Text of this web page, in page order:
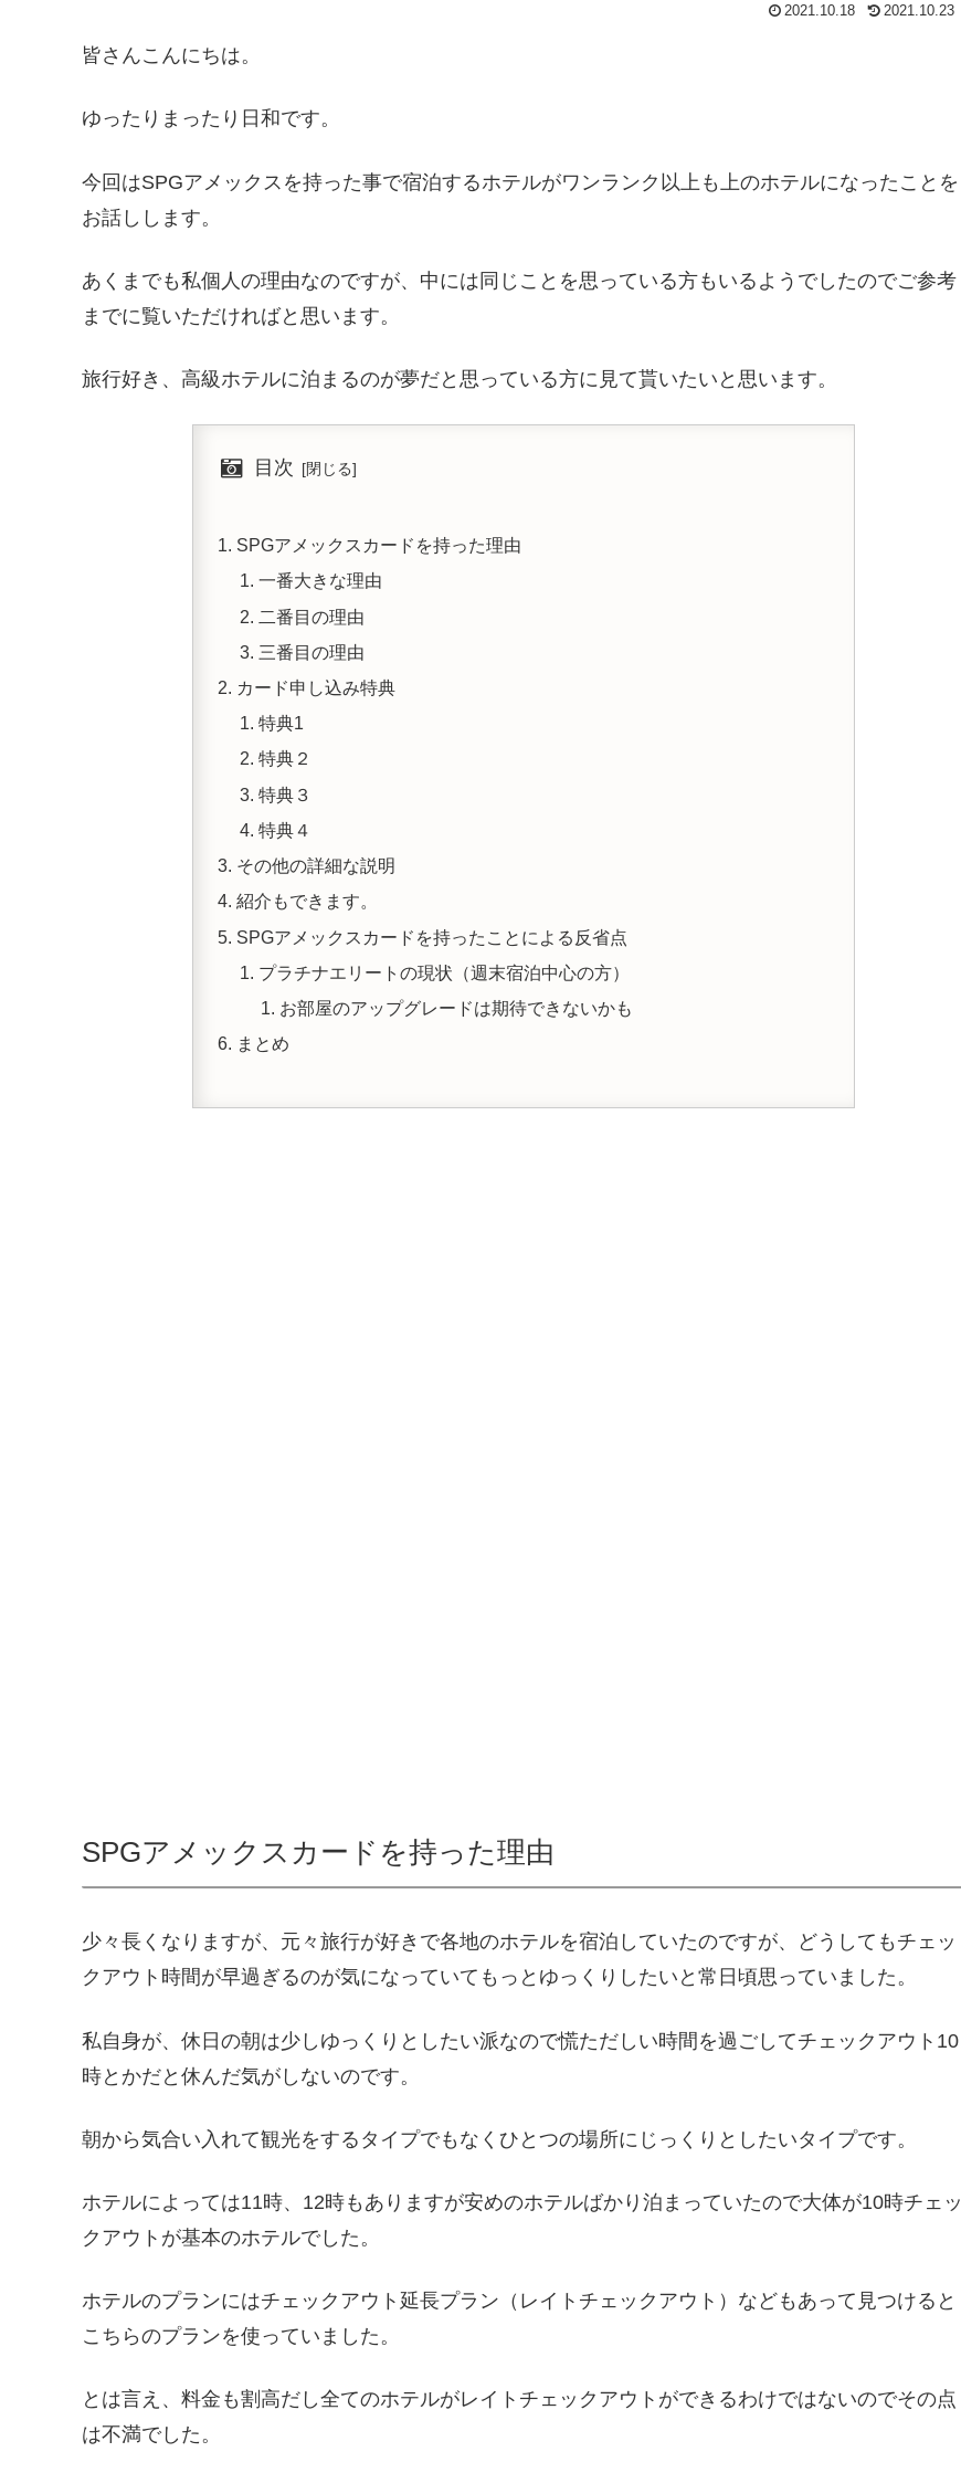
2021.10.18 2021.10.23
皆さんこんにちは。
ゆったりまったり日和です。
今回はSPGアメックスを持った事で宿泊するホテルがワンランク以上も上のホテルになったことを
お話しします。
あくまでも私個人の理由なのですが、中には同じことを思っている方もいるようでしたのでご参考
までに覧いただければと思います。
旅行好き、高級ホテルに泊まるのが夢だと思っている方に見て貰いたいと思います。
目次
SPGアメックスカードを持った理由
一番大きな理由
二番目の理由
三番目の理由
カード申し込み特典
特典1
特典２
特典３
特典４
その他の詳細な説明
紹介もできます。
SPGアメックスカードを持ったことによる反省点
プラチナエリートの現状（週末宿泊中心の方）
お部屋のアップグレードは期待できないかも
まとめ
SPGアメックスカードを持った理由
少々長くなりますが、元々旅行が好きで各地のホテルを宿泊していたのですが、どうしてもチェッ
クアウト時間が早過ぎるのが気になっていてもっとゆっくりしたいと常日頃思っていました。
私自身が、休日の朝は少しゆっくりとしたい派なので慌ただしい時間を過ごしてチェックアウト10
時とかだと休んだ気がしないのです。
朝から気合い入れて観光をするタイプでもなくひとつの場所にじっくりとしたいタイプです。
ホテルによっては11時、12時もありますが安めのホテルばかり泊まっていたので大体が10時チェッ
クアウトが基本のホテルでした。
ホテルのプランにはチェックアウト延長プラン（レイトチェックアウト）などもあって見つけると
こちらのプランを使っていました。
とは言え、料金も割高だし全てのホテルがレイトチェックアウトができるわけではないのでその点
は不満でした。